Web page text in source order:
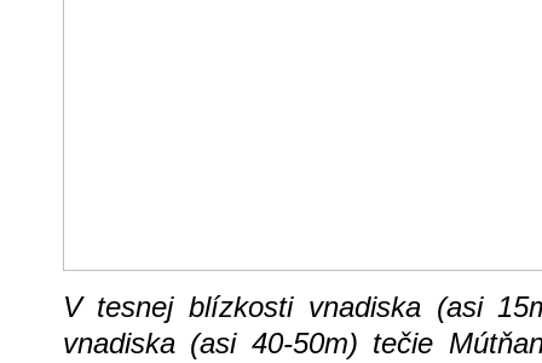
V tesnej blízkosti vnadiska (asi
vnadiska (asi 40-50m) tečie